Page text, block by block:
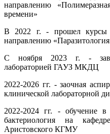
направлению
времени»
В 2022 г. - прошел курсы
направлению
С ноября 2023 г. -
лабораторией ГАУЗ МКДЦ
2022-2026 гг. - заочная
клинической лабораторной
2022-2024 гг. - обучение в
бактериология на
Аристовского КГМУ